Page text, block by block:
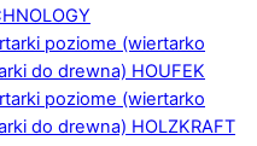
poziome (wiertarko
do drewna) HOUFEK
poziome (wiertarko
do drewna) HOLZKRAFT